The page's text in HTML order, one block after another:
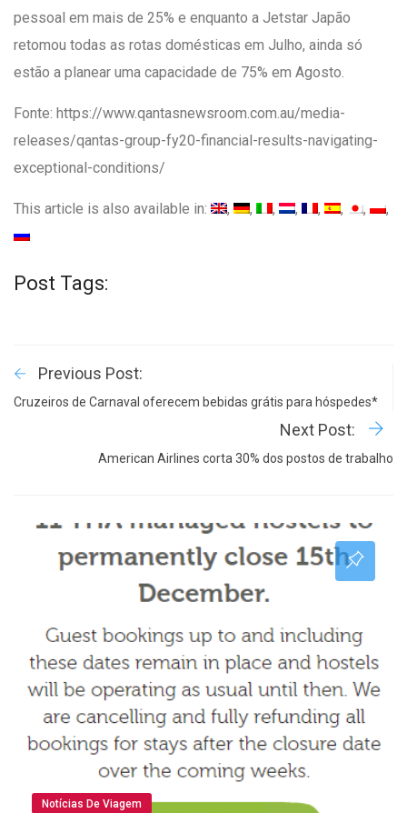
pessoal em mais de 25% e enquanto a Jetstar Japão
retomou todas as rotas domésticas em Julho, ainda só
estão a planear uma capacidade de 75% em Agosto.
Fonte: https://www.qantasnewsroom.com.au/media-
releases/qantas-group-fy20-financial-results-navigating-
exceptional-conditions/
This article is also available in:
Post Tags:
Previous Post:
Cruzeiros de Carnaval oferecem bebidas grátis para hóspedes*
Next Post:
American Airlines corta 30% dos postos de trabalho
Notícias De Viagem